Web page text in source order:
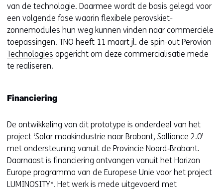
van de technologie. Daarmee wordt de basis gelegd voor
een volgende fase waarin flexibele perovskiet-
zonnemodules hun weg kunnen vinden naar commerciële
toepassingen. TNO heeft 11 maart jl. de spin-out Perovion
Technologies opgericht om deze commercialisatie mede
te realiseren.
Financiering
De ontwikkeling van dit prototype is onderdeel van het
project ‘Solar maakindustrie naar Brabant, Solliance 2.0’
met ondersteuning vanuit de Provincie Noord‑Brabant.
Daarnaast is financiering ontvangen vanuit het Horizon
Europe programma van de Europese Unie voor het project
LUMINOSITY*. Het werk is mede uitgevoerd met